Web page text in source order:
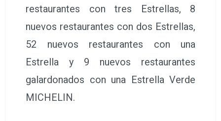
restaurantes con tres Estrellas, 8
nuevos restaurantes con dos Estrellas,
52 nuevos restaurantes con una
Estrella y 9 nuevos restaurantes
galardonados con una Estrella Verde
MICHELIN.